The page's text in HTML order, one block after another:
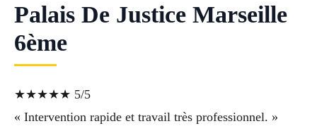
Palais De Justice Marseille
6ème
★★★★★ 5/5
« Intervention rapide et travail très professionnel. »